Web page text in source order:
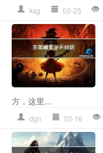
ksg 02-25
方，这里...
dgn 02-16